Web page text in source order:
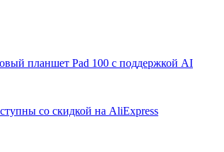
планшет Pad 100 с поддержкой AI
со скидкой на AliExpress